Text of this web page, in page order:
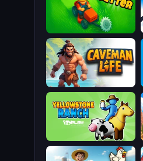
Caveman Life
Yellowstone Ranch